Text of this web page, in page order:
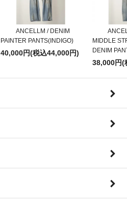
ANCELLM / DENIM
PAINTER PANTS(INDIGO)
40,000円(税込44,000円)
MIDDLE
DENIM
38,000円(